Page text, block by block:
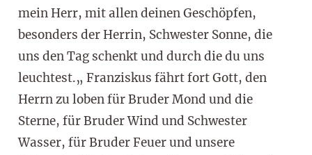
mein Herr, mit allen deinen Geschöpfen,
besonders der Herrin, Schwester Sonne, die
uns den Tag schenkt und durch die du uns
leuchtest.„ Franziskus fährt fort Gott, den
Herrn zu loben für Bruder Mond und die
Sterne, für Bruder Wind und Schwester
Wasser, für Bruder Feuer und unsere